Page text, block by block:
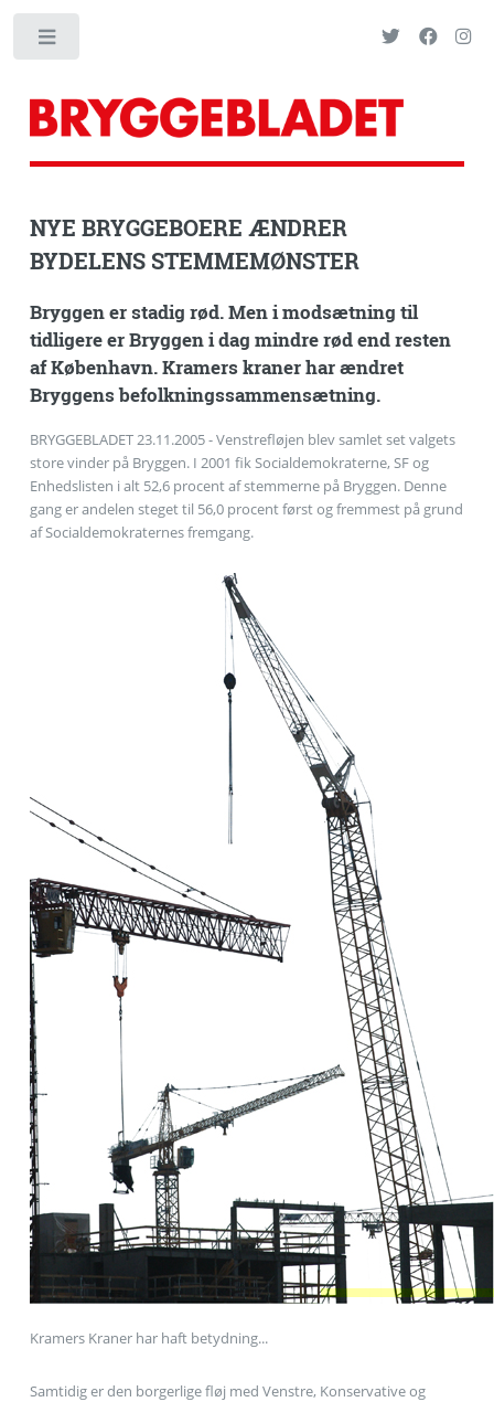
NYE BRYGGEBOERE ÆNDRER
BYDELENS STEMMEMØNSTER
Bryggen er stadig rød. Men i modsætning til
tidligere er Bryggen i dag mindre rød end resten
af København. Kramers kraner har ændret
Bryggens befolkningssammensætning.
BRYGGEBLADET 23.11.2005 - Venstrefløjen blev samlet set valgets
store vinder på Bryggen. I 2001 fik Socialdemokraterne, SF og
Enhedslisten i alt 52,6 procent af stemmerne på Bryggen. Denne
gang er andelen steget til 56,0 procent først og fremmest på grund
af Socialdemokraternes fremgang.
Kramers Kraner har haft betydning...
Samtidig er den borgerlige fløj med Venstre, Konservative og